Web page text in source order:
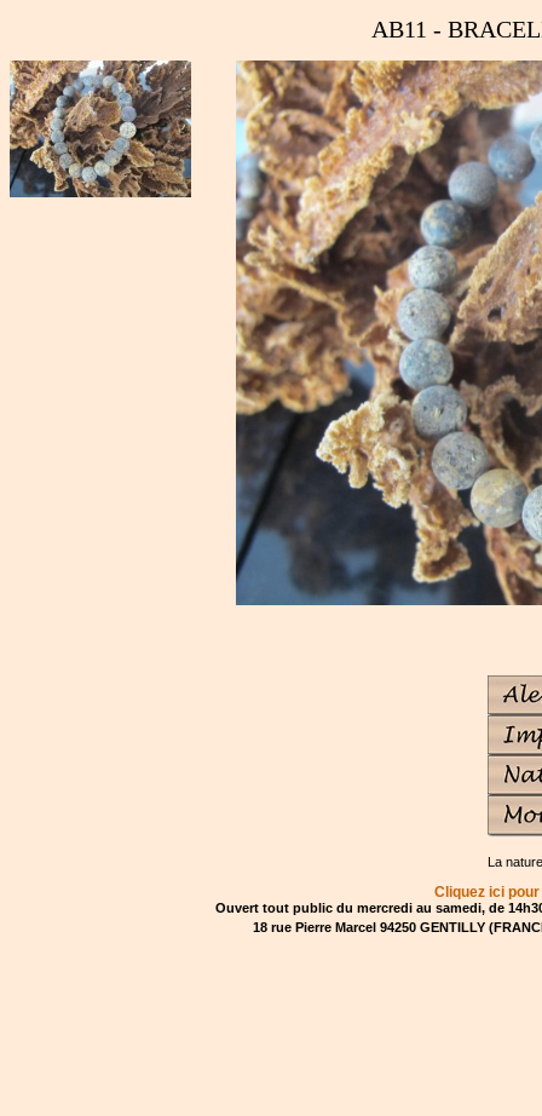
AB11 -
La
Cliquez ici
Ouvert tout public du mercredi au samedi, de
18 rue Pierre Marcel 94250 GENTILLY